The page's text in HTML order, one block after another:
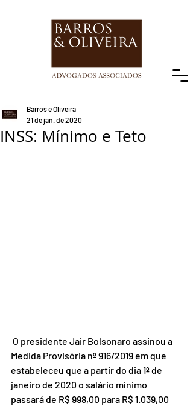
INSS: Mínimo e Teto
Barros e Oliveira
21 de jan. de 2020
Medida Provisória nº 916/2019 em que
estabeleceu que a partir do dia 1º de
janeiro de 2020 o salário mínimo
passará de R$ 998,00 para R$ 1.039,00